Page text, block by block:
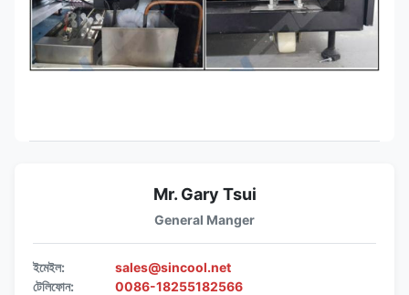
Mr. Gary Tsui
General Manger
ইমেইল:
sales@sincool.net
টেলিফোন:
0086-18255182566